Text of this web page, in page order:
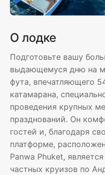
О лодке
Подготовьте вашу
выдающемуся дню на
фута, впечатляющего
катамарана,
проведения крупных
празднований. Он
гостей и, благодаря
платформе,
Panwa Phuket,
частных круизов по